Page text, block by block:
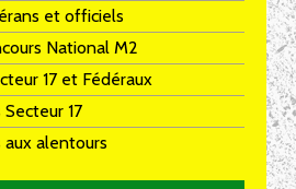
et officiels
National M2
17 et Fédéraux
17
aux alentours